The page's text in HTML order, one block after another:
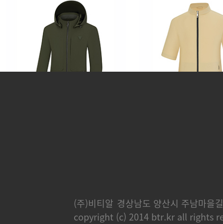
(주)비티알 경상남도 양산시 주남마을
copyright (c) 2014 btr.kr all rights